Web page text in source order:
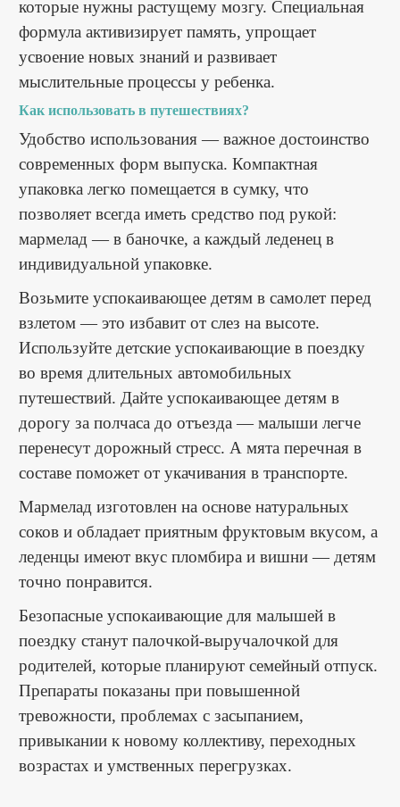
которые нужны растущему мозгу. Специальная
формула активизирует память, упрощает
усвоение новых знаний и развивает
мыслительные процессы у ребенка.
Как использовать в путешествиях?
Удобство использования — важное достоинство
современных форм выпуска. Компактная
упаковка легко помещается в сумку, что
позволяет всегда иметь средство под рукой:
мармелад — в баночке, а каждый леденец в
индивидуальной упаковке.
Возьмите успокаивающее детям в самолет перед
взлетом — это избавит от слез на высоте.
Используйте детские успокаивающие в поездку
во время длительных автомобильных
путешествий. Дайте успокаивающее детям в
дорогу за полчаса до отъезда — малыши легче
перенесут дорожный стресс. А мята перечная в
составе поможет от укачивания в транспорте.
Мармелад изготовлен на основе натуральных
соков и обладает приятным фруктовым вкусом, а
леденцы имеют вкус пломбира и вишни — детям
точно понравится.
Безопасные успокаивающие для малышей в
поездку станут палочкой-выручалочкой для
родителей, которые планируют семейный отпуск.
Препараты показаны при повышенной
тревожности, проблемах с засыпанием,
привыкании к новому коллективу, переходных
возрастах и умственных перегрузках.